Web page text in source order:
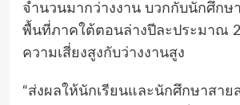
จำนวนมากว่างงาน บวกกับนักศึกษ
พื้นที่ภาคใต้ตอนล่างปีละประมาณ
ความเสี่ยงสูงกับว่างงานสูง
“ส่งผลให้นักเรียนและนักศึกษาสา